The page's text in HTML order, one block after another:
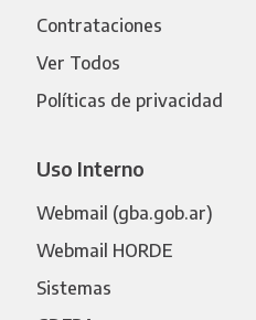
Contrataciones
Ver Todos
Políticas de privacidad
Uso Interno
Webmail (gba.gob.ar)
Webmail HORDE
Sistemas